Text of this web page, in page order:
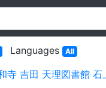
Languages All
寺 吉田 天理図書館 石